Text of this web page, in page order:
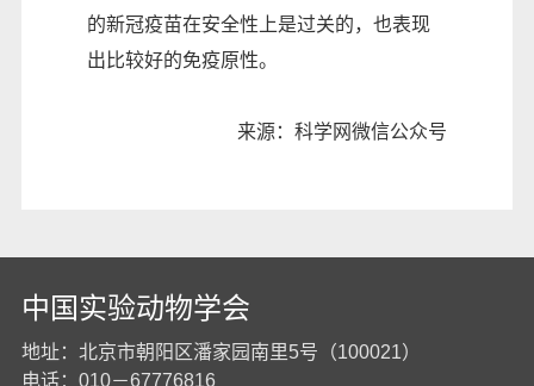
的新冠疫苗在安全性上是过关的，也表现
出比较好的免疫原性。
来源：科学网微信公众号
中国实验动物学会
地址：北京市朝阳区潘家园南里5号（100021）
电话：010－67776816